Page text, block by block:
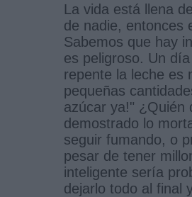
La vida está llena
de nadie, entonces
Sabemos que hay
es peligroso. Un
repente la leche es
pequeñas
azúcar ya!" ¿Quién
demostrado lo
seguir fumando, o
pesar de tener
inteligente sería
dejarlo todo al final